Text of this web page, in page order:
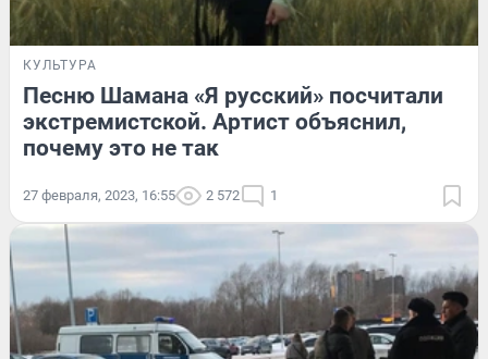
КУЛЬТУРА
Песню Шамана «Я русский» посчитали
экстремистской. Артист объяснил,
почему это не так
27 февраля, 2023, 16:55 2 572 1